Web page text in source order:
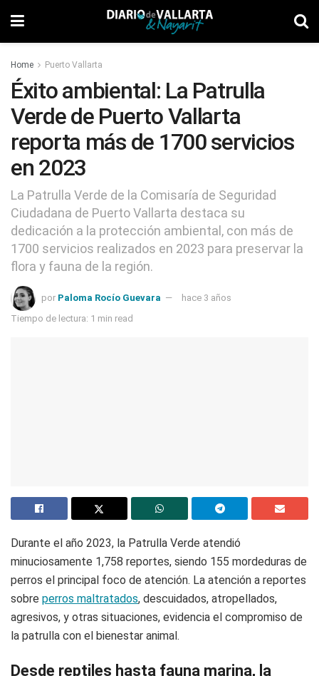
Home Puerto Vallarta
Éxito ambiental: La Patrulla
Verde de Puerto Vallarta
reporta más de 1700 servicios
en 2023
La Patrulla Verde de la Comisaría de Seguridad
Ciudadana de Puerto Vallarta destaca su
dedicación a la protección ambiental, con más de
1700 servicios realizados en 2023 para preservar la
flora y fauna de la región.
por Paloma Rocío Guevara
hace 3 años
Tiempo de lectura: 1 min read
Durante el año 2023, la Patrulla Verde atendió
minuciosamente 1,758 reportes, siendo 155 mordeduras de
perros el principal foco de atención. La atención a reportes
sobre perros maltratados, descuidados, atropellados,
agresivos, y otras situaciones, evidencia el compromiso de
la patrulla con el bienestar animal.
Desde reptiles hasta fauna marina, la